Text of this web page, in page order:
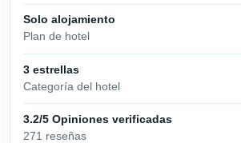
Solo alojamiento
Plan de hotel
3 estrellas
Categoría del hotel
3.2/5 Opiniones verificadas
271 reseñas